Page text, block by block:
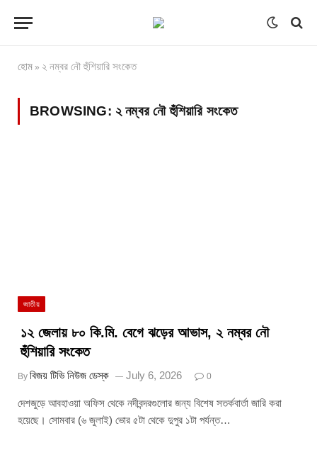
হোম » ২ নম্বর নৌ হুঁশিয়ারি সংকেত
BROWSING: ২ নম্বর নৌ হুঁশিয়ারি সংকেত
জাতীয়
১২ জেলায় ৮০ কি.মি. বেগে ঝড়ের আভাস, ২ নম্বর নৌ
হুঁশিয়ারি সংকেত
By বিজয় টিভি নিউজ ডেস্ক July 6, 2026 0
দেশজুড়ে আবহাওয়া অফিস থেকে নদীবন্দরগুলোর জন্য বিশেষ সতর্কবার্তা জারি করা
হয়েছে। সোমবার (৬ জুলাই) ভোর ৫টা থেকে দুপুর ১টা পর্যন্ত…